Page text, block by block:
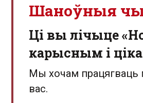
Шаноўныя
Ці вы лічыце
карысным і
Мы хочам працягваць
вас.